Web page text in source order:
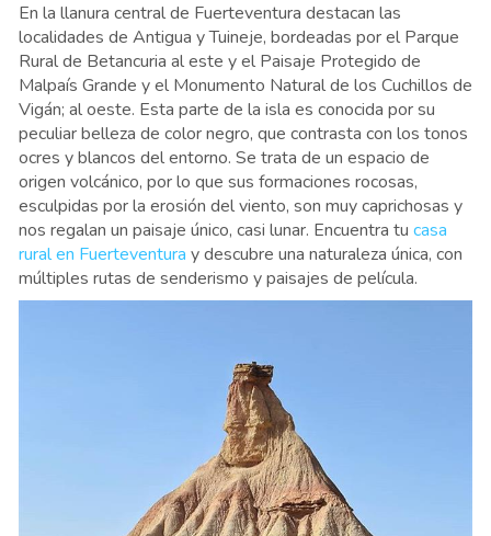
En la llanura central de Fuerteventura destacan las
localidades de Antigua y Tuineje, bordeadas por el Parque
Rural de Betancuria al este y el Paisaje Protegido de
Malpaís Grande y el Monumento Natural de los Cuchillos de
Vigán; al oeste. Esta parte de la isla es conocida por su
peculiar belleza de color negro, que contrasta con los tonos
ocres y blancos del entorno. Se trata de un espacio de
origen volcánico, por lo que sus formaciones rocosas,
esculpidas por la erosión del viento, son muy caprichosas y
nos regalan un paisaje único, casi lunar. Encuentra tu casa
rural en Fuerteventura y descubre una naturaleza única, con
múltiples rutas de senderismo y paisajes de película.